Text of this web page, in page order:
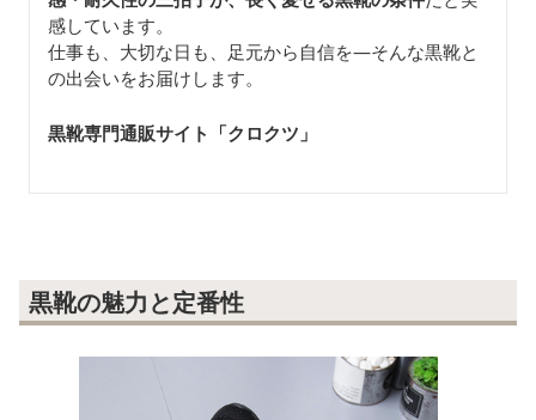
感しています。
仕事も、大切な日も、足元から自信を—そんな黒靴と
の出会いをお届けします。
黒靴専門通販サイト「クロクツ 」
黒靴の魅力と定番性